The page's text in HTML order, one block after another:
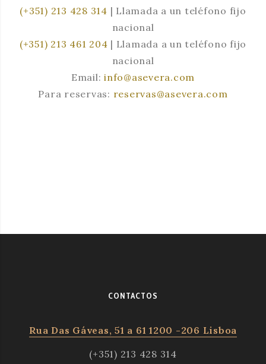
(+351) 213 428 314 | Llamada a un teléfono fijo
nacional
(+351) 213 461 204 | Llamada a un teléfono fijo
nacional
Email:info@asevera.com
Para reservas: reservas@asevera.com
CONTACTOS
Rua Das Gáveas, 51 a 61 1200 -206 Lisboa
(+351) 213 428 314